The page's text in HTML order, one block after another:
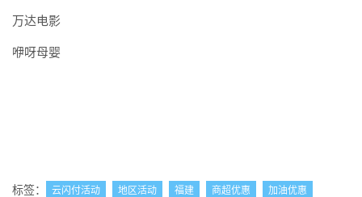
万达电影
咿呀母婴
标签： 云闪付活动 地区活动 福建 商超优惠
加油优惠